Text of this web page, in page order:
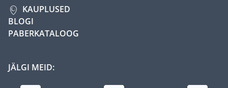
KAUPLUSED
BLOGI
PABERKATALOOG
JÄLGI MEID: